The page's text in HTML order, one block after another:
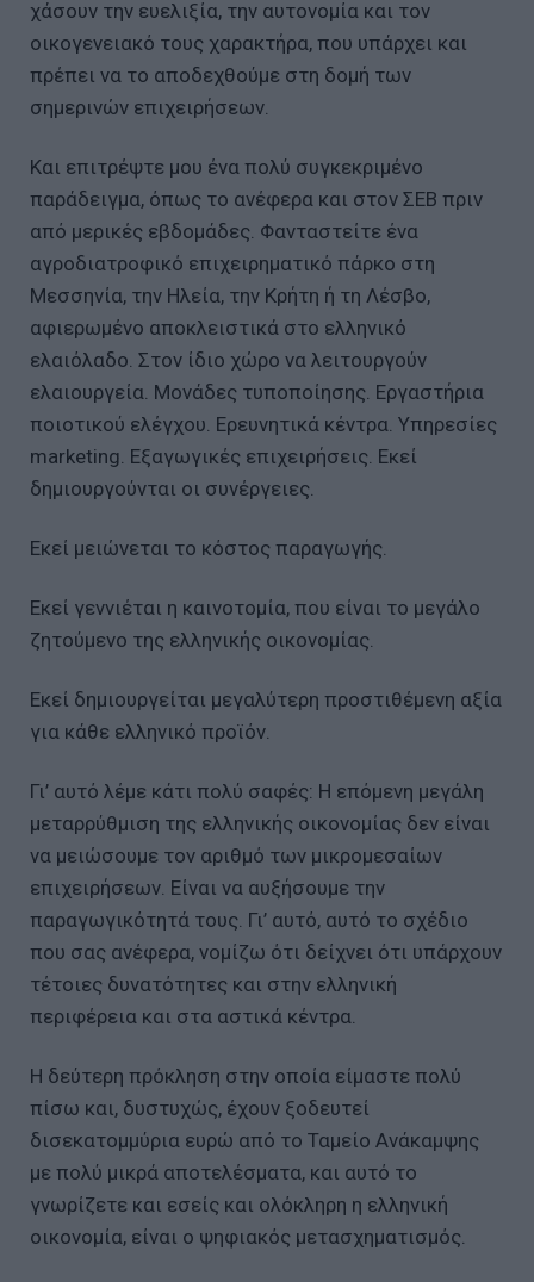
χάσουν την ευελιξία, την αυτονομία και τον
οικογενειακό τους χαρακτήρα, που υπάρχει και
πρέπει να το αποδεχθούμε στη δομή των
σημερινών επιχειρήσεων.
Και επιτρέψτε μου ένα πολύ συγκεκριμένο
παράδειγμα, όπως το ανέφερα και στον ΣΕΒ πριν
από μερικές εβδομάδες. Φανταστείτε ένα
αγροδιατροφικό επιχειρηματικό πάρκο στη
Μεσσηνία, την Ηλεία, την Κρήτη ή τη Λέσβο,
αφιερωμένο αποκλειστικά στο ελληνικό
ελαιόλαδο. Στον ίδιο χώρο να λειτουργούν
ελαιουργεία. Μονάδες τυποποίησης. Εργαστήρια
ποιοτικού ελέγχου. Ερευνητικά κέντρα. Υπηρεσίες
marketing. Εξαγωγικές επιχειρήσεις. Εκεί
δημιουργούνται οι συνέργειες.
Εκεί μειώνεται το κόστος παραγωγής.
Εκεί γεννιέται η καινοτομία, που είναι το μεγάλο
ζητούμενο της ελληνικής οικονομίας.
Εκεί δημιουργείται μεγαλύτερη προστιθέμενη αξία
για κάθε ελληνικό προϊόν.
Γι’ αυτό λέμε κάτι πολύ σαφές: Η επόμενη μεγάλη
μεταρρύθμιση της ελληνικής οικονομίας δεν είναι
να μειώσουμε τον αριθμό των μικρομεσαίων
επιχειρήσεων. Είναι να αυξήσουμε την
παραγωγικότητά τους. Γι’ αυτό, αυτό το σχέδιο
που σας ανέφερα, νομίζω ότι δείχνει ότι υπάρχουν
τέτοιες δυνατότητες και στην ελληνική
περιφέρεια και στα αστικά κέντρα.
Η δεύτερη πρόκληση στην οποία είμαστε πολύ
πίσω και, δυστυχώς, έχουν ξοδευτεί
δισεκατομμύρια ευρώ από το Ταμείο Ανάκαμψης
με πολύ μικρά αποτελέσματα, και αυτό το
γνωρίζετε και εσείς και ολόκληρη η ελληνική
οικονομία, είναι ο ψηφιακός μετασχηματισμός.